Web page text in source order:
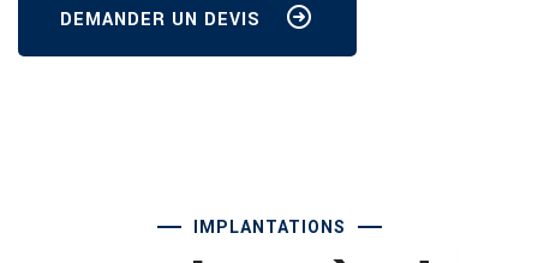
DEMANDER UN DEVIS
IMPLANTATIONS